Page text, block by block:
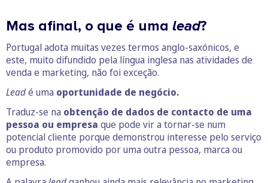
Mas afinal, o que é uma lead?
Portugal adota muitas vezes termos anglo-saxónicos, e
este, muito difundido pela língua inglesa nas atividades de
venda e marketing, não foi exceção.
Leadé uma oportunidade de negócio.
Traduz-se na obtenção de dados de contacto de uma
pessoa ou empresa que pode vir a tornar-se num
potencial cliente porque demonstrou interesse pelo serviço
ou produto promovido por uma outra pessoa, marca ou
empresa.